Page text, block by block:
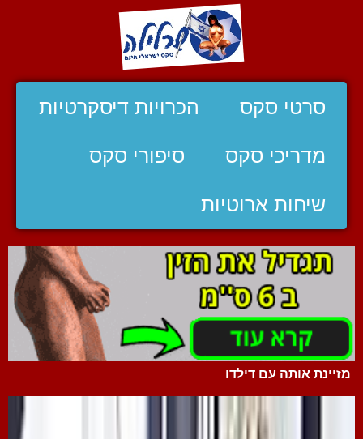
סרטי סקס הכרויות דיסקרטיות
מדריכי סקס סיפורי סקס
שיחות ארוטיות
מזיינת אותה עם דילדו